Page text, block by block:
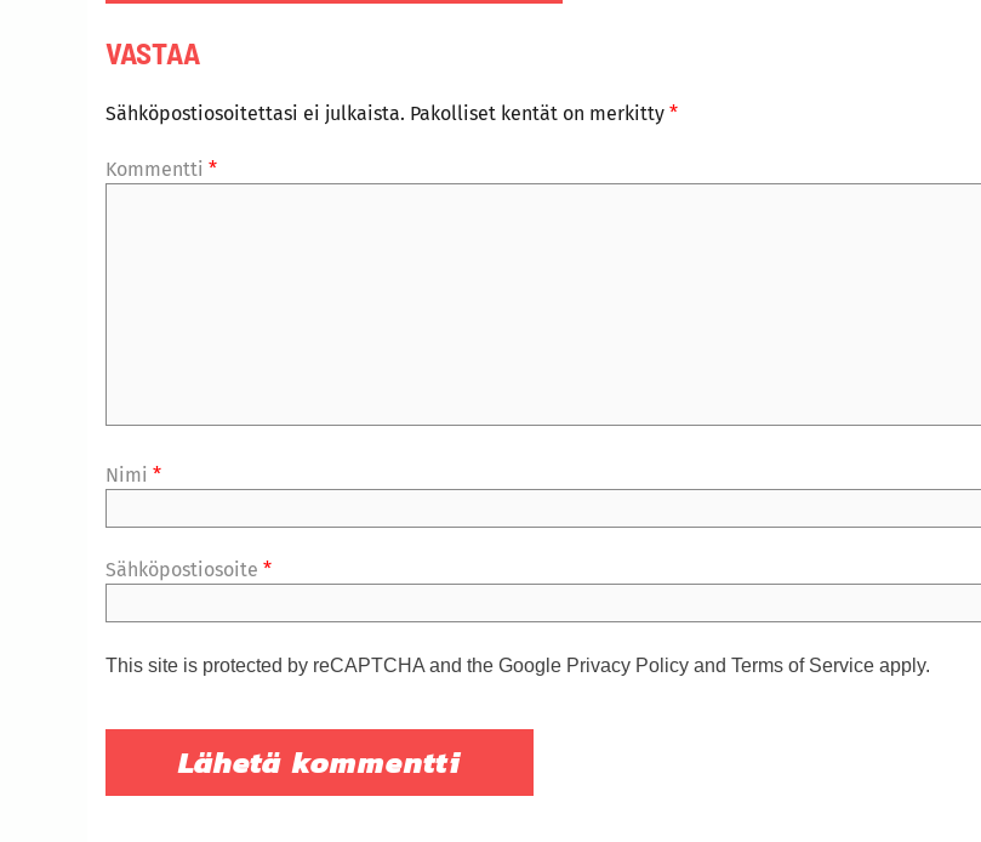
VASTAA
Sähköpostiosoitettasi ei julkaista. Pakolliset kentät on merkitty *
Kommentti *
Nimi *
Sähköpostiosoite *
This site is protected by reCAPTCHA and the Google Privacy Policy and Terms of Service apply.